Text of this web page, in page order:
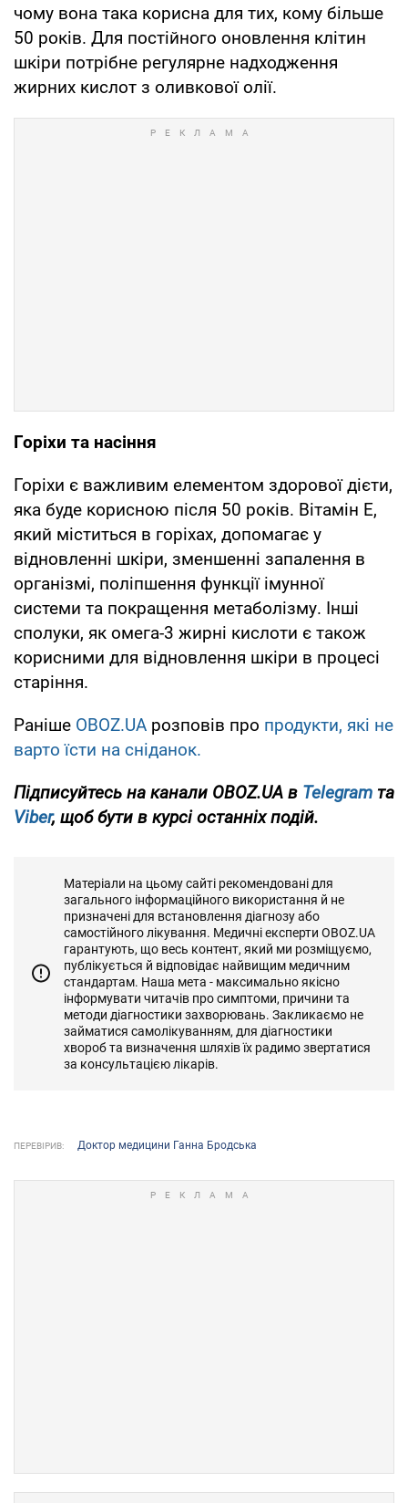
чому вона така корисна для тих, кому більше
50 років. Для постійного оновлення клітин
шкіри потрібне регулярне надходження
жирних кислот з оливкової олії.
Горіхи та насіння
Горіхи є важливим елементом здорової дієти,
яка буде корисною після 50 років. Вітамін Е,
який міститься в горіхах, допомагає у
відновленні шкіри, зменшенні запалення в
організмі, поліпшення функції імунної
системи та покращення метаболізму. Інші
сполуки, як омега-3 жирні кислоти є також
корисними для відновлення шкіри в процесі
старіння.
Раніше OBOZ.UA розповів про продукти, які не
варто їсти на сніданок.
Підписуйтесь на канали OBOZ.UA в Telegram та
Viber, щоб бути в курсі останніх подій.
Матеріали на цьому сайті рекомендовані для
загального інформаційного використання й не
призначені для встановлення діагнозу або
самостійного лікування. Медичні експерти OBOZ.UA
гарантують, що весь контент, який ми розміщуємо,
публікується й відповідає найвищим медичним
стандартам. Наша мета - максимально якісно
інформувати читачів про симптоми, причини та
методи діагностики захворювань. Закликаємо не
займатися самолікуванням, для діагностики
хвороб та визначення шляхів їх радимо звертатися
за консультацією лікарів.
ПЕРЕВІРИВ: Доктор медицини Ганна Бродська